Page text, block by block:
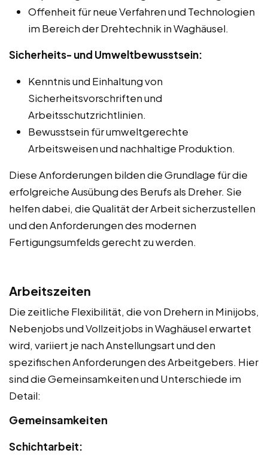
Offenheit für neue Verfahren und Technologien
im Bereich der Drehtechnik in Waghäusel.
Sicherheits- und Umweltbewusstsein:
Kenntnis und Einhaltung von
Sicherheitsvorschriften und
Arbeitsschutzrichtlinien.
Bewusstsein für umweltgerechte
Arbeitsweisen und nachhaltige Produktion.
Diese Anforderungen bilden die Grundlage für die
erfolgreiche Ausübung des Berufs als Dreher. Sie
helfen dabei, die Qualität der Arbeit sicherzustellen
und den Anforderungen des modernen
Fertigungsumfelds gerecht zu werden.
Arbeitszeiten
Die zeitliche Flexibilität, die von Drehern in Minijobs,
Nebenjobs und Vollzeitjobs in Waghäusel erwartet
wird, variiert je nach Anstellungsart und den
spezifischen Anforderungen des Arbeitgebers. Hier
sind die Gemeinsamkeiten und Unterschiede im
Detail:
Gemeinsamkeiten
Schichtarbeit: